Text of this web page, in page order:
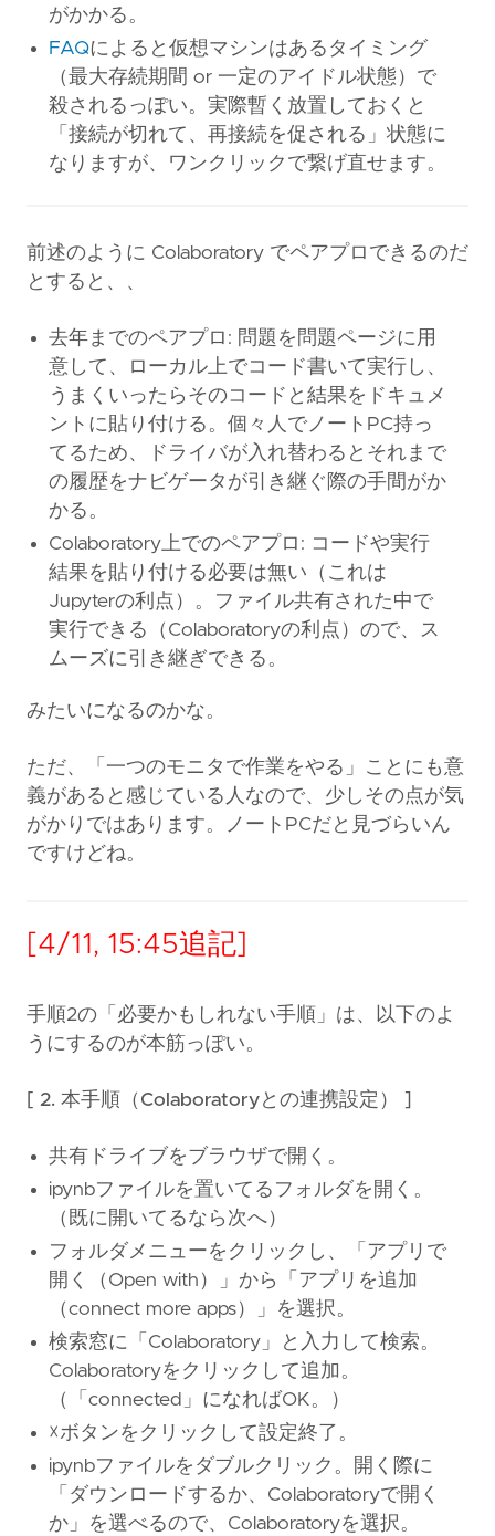
がかかる。
FAQによると仮想マシンはあるタイミング
（最大存続期間 or 一定のアイドル状態）で
殺されるっぽい。実際暫く放置しておくと
「接続が切れて、再接続を促される」状態に
なりますが、ワンクリックで繋げ直せます。
前述のように Colaboratory でペアプロできるのだ
とすると、、
去年までのペアプロ: 問題を問題ページに用
意して、ローカル上でコード書いて実行し、
うまくいったらそのコードと結果をドキュメ
ントに貼り付ける。個々人でノートPC持っ
てるため、ドライバが入れ替わるとそれまで
の履歴をナビゲータが引き継ぐ際の手間がか
かる。
Colaboratory上でのペアプロ: コードや実行
結果を貼り付ける必要は無い（これは
Jupyterの利点）。ファイル共有された中で
実行できる（Colaboratoryの利点）ので、ス
ムーズに引き継ぎできる。
みたいになるのかな。
ただ、「一つのモニタで作業をやる」ことにも意
義があると感じている人なので、少しその点が気
がかりではあります。ノートPCだと見づらいん
ですけどね。
[4/11, 15:45追記]
手順2の「必要かもしれない手順」は、以下のよ
うにするのが本筋っぽい。
[ 2. 本手順（Colaboratoryとの連携設定） ]
共有ドライブをブラウザで開く。
ipynbファイルを置いてるフォルダを開く。
（既に開いてるなら次へ）
フォルダメニューをクリックし、「アプリで
開く（Open with）」から「アプリを追加
（connect more apps）」を選択。
検索窓に「Colaboratory」と入力して検索。
Colaboratoryをクリックして追加。
（「connected」になればOK。）
☓ボタンをクリックして設定終了。
ipynbファイルをダブルクリック。開く際に
「ダウンロードするか、Colaboratoryで開く
か」を選べるので、Colaboratoryを選択。